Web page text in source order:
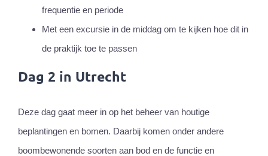
frequentie en periode
Met een excursie in de middag om te kijken hoe dit in
de praktijk toe te passen
Dag 2 in Utrecht
Deze dag gaat meer in op het beheer van houtige
beplantingen en bomen. Daarbij komen onder andere
boombewonende soorten aan bod en de functie en